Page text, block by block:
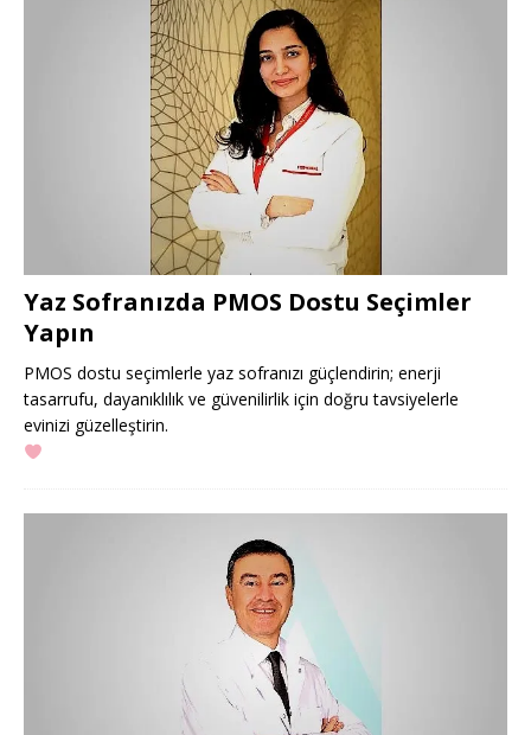
Yaz Sofranızda PMOS Dostu Seçimler
Yapın
PMOS dostu seçimlerle yaz sofranızı güçlendirin; enerji
tasarrufu, dayanıklılık ve güvenilirlik için doğru tavsiyelerle
evinizi güzelleştirin.